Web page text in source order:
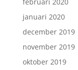
januari 2020
december 2019
november 2019
oktober 2019